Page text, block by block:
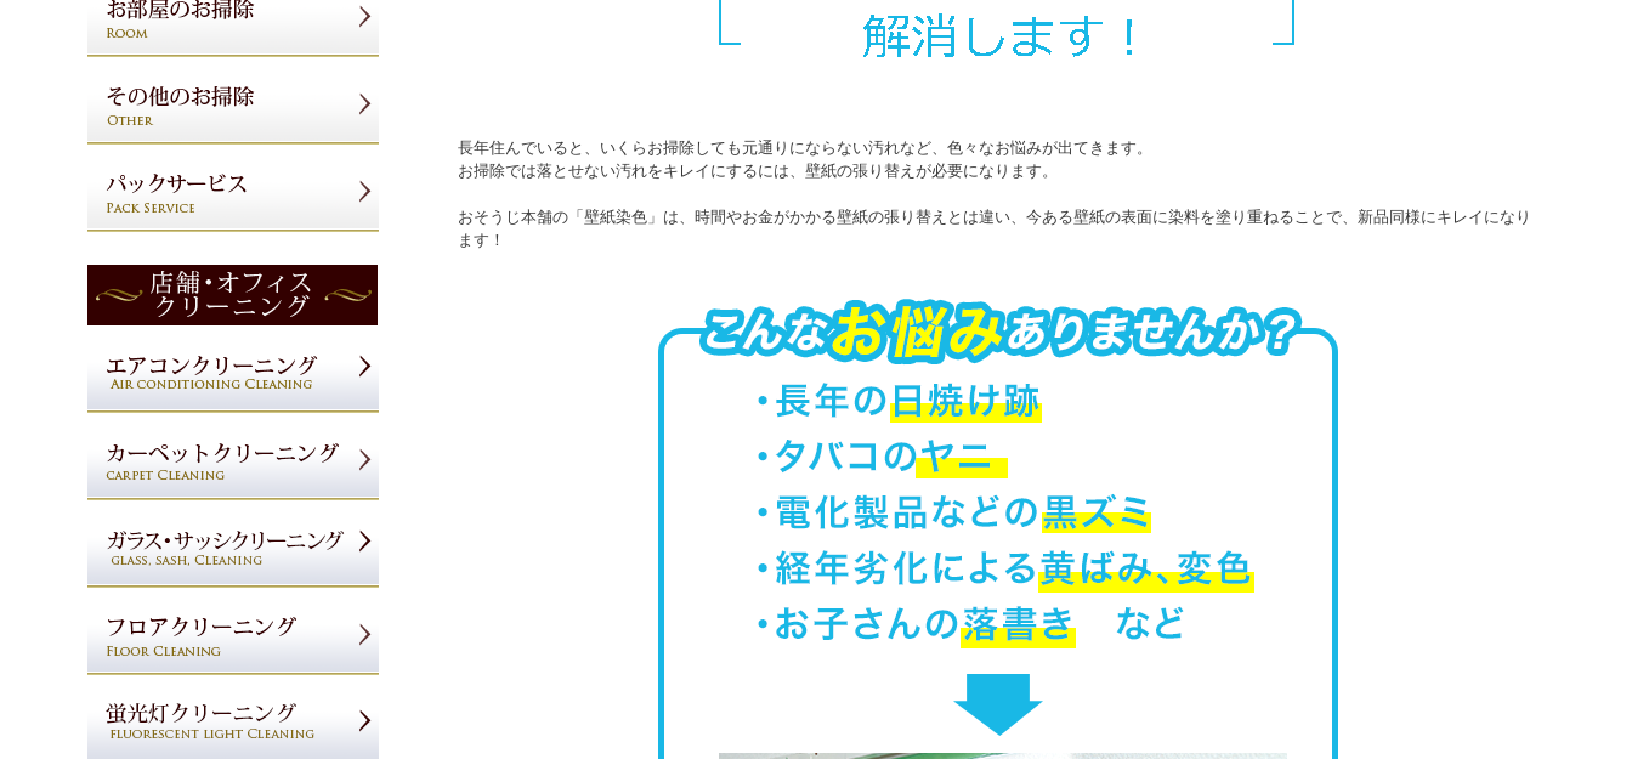
長年住んでいると、いくらお掃除しても元通りにならない汚れなど、色々なお悩みが出てきます。
お掃除では落とせない汚れをキレイにするには、壁紙の張り替えが必要になります。
おそうじ本舗の「壁紙染色」は、時間やお金がかかる壁紙の張り替えとは違い、今ある壁紙の表面に染料を塗り重ねることで、新品同様にキレイになり
ます！